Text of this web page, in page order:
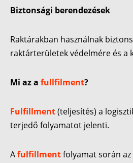
Biztonsági berendezések
Raktárakban használnak
raktárterületek védelmére és a
Mi az a fullfilment?
Fulfillment(teljesítés) a
terjedő folyamatot jelenti.
Afulfillmentfolyamat során